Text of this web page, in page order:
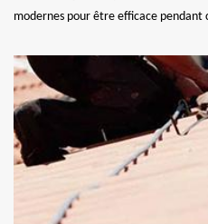
modernes pour être efficace pendant